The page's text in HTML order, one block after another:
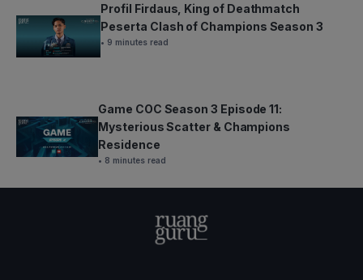
Profil Firdaus, King of Deathmatch
Peserta Clash of Champions Season 3
• 9 minutes read
Game COC Season 3 Episode 11:
Mysterious Scatter & Champions
Residence
• 8 minutes read